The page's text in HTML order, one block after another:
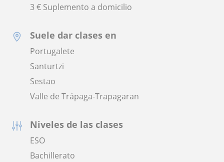
3 € Suplemento a domicilio
Suele dar clases en
Portugalete
Santurtzi
Sestao
Valle de Trápaga-Trapagaran
Niveles de las clases
ESO
Bachillerato